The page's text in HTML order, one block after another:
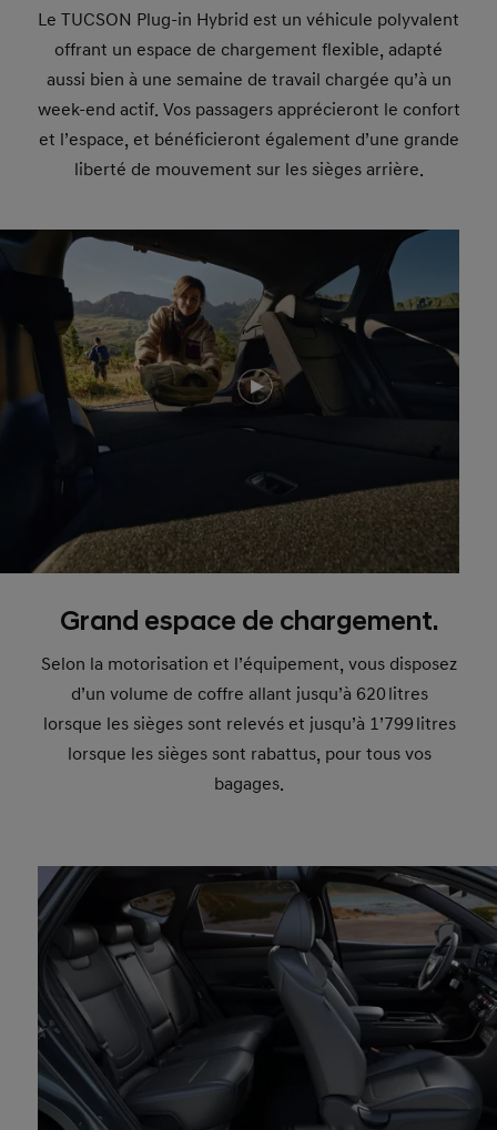
Le TUCSON Plug-in Hybrid est un véhicule polyvalent
offrant un espace de chargement flexible, adapté
aussi bien à une semaine de travail chargée qu’à un
week-end actif. Vos passagers apprécieront le confort
et l’espace, et bénéficieront également d’une grande
liberté de mouvement sur les sièges arrière.
Grand espace de chargement.
Selon la motorisation et l’équipement, vous disposez
d’un volume de coffre allant jusqu’à 620 litres
lorsque les sièges sont relevés et jusqu’à 1’799 litres
lorsque les sièges sont rabattus, pour tous vos
bagages.